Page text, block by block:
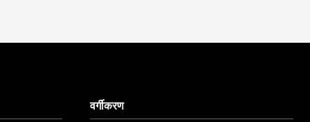
वर्गीकरण